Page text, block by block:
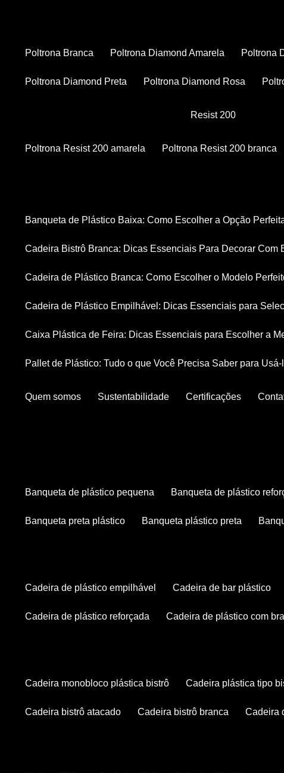
Poltrona Branca Poltrona Diamond Amarela Poltrona
Poltrona Diamond Preta Poltrona Diamond Rosa
Resist 200
Poltrona Resist 200 amarela Poltrona Resist 200 branca
Banqueta de Plástico Baixa: Como Escolher a Opção
Cadeira Bistrô Branca: Dicas Essenciais Para Decorar Com
Cadeira de Plástico Branca: Como Escolher o Modelo
Cadeira de Plástico Empilhável: Dicas Essenciais para
Caixa Plástica de Feira: Dicas Essenciais para Escolher a
Pallet de Plástico: Tudo o que Você Precisa Saber para
Quem somos Sustentabilidade Certificações
banqueta de plástico pequena banqueta de plástico
banqueta preta plástico banqueta plástico preta
cadeira de plástico empilhável cadeira de bar plástico
cadeira de plástico reforçada cadeira de plástico com
cadeira monobloco plástica bistrô cadeira plástica tipo
cadeira bistrô atacado cadeira bistrô branca